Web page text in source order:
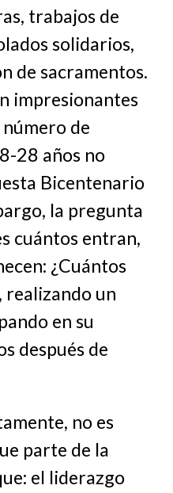
trabajos de
solidarios,
de sacramentos.
impresionantes
de
28 años no
Bicentenario
la pregunta
cuántos entran,
¿Cuántos
realizando un
en su
después de
no es
parte de la
el liderazgo